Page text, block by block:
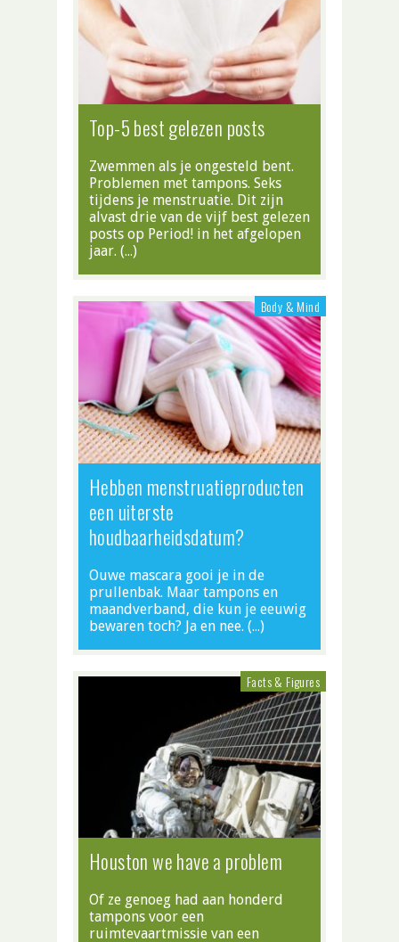
Top-5 best gelezen posts
Zwemmen als je ongesteld bent.
Problemen met tampons. Seks
tijdens je menstruatie. Dit zijn
alvast drie van de vijf best gelezen
posts op Period! in het afgelopen
jaar. (…)
Body & Mind
Hebben menstruatieproducten
een uiterste
houdbaarheidsdatum?
Ouwe mascara gooi je in de
prullenbak. Maar tampons en
maandverband, die kun je eeuwig
bewaren toch? Ja en nee. (…)
Facts & Figures
Houston we have a problem
Of ze genoeg had aan honderd
tampons voor een
ruimtevaartmissie van een